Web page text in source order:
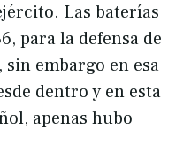
Las baterías
para la defensa de
embargo en esa
dentro y en esta
apenas hubo